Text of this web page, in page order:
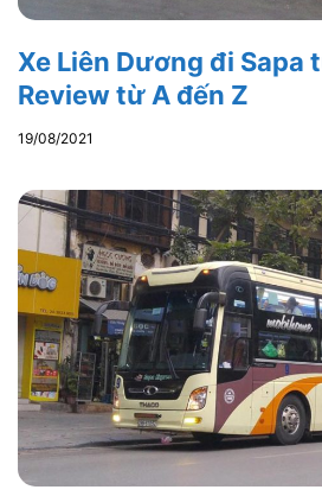
Xe Liên Dương đi Sapa
Review từ A đến Z
19/08/2021